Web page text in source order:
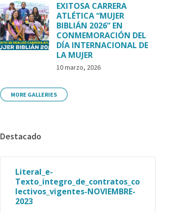
EXITOSA CARRERA
ATLÉTICA “MUJER
BIBLIÁN 2026” EN
CONMEMORACIÓN DEL
DÍA INTERNACIONAL DE
LA MUJER
10 marzo, 2026
MORE GALLERIES
Destacado
Literal_e-
Texto_integro_de_contratos_co
lectivos_vigentes-NOVIEMBRE-
2023